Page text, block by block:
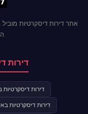
אתר דירות דיסקרטיות
דירות
דירות דיסקרטיות
דירות דיסקרטיות